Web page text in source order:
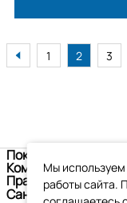
1 2 3
Покупателям
Компания
Правовая
Санкт-Петербург,
Мы
работы сайта.